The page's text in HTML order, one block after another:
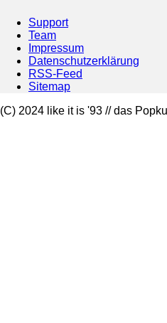
Support
Team
Impressum
Datenschutzerklärung
RSS-Feed
Sitemap
(C) 2024 like it is '93 // das